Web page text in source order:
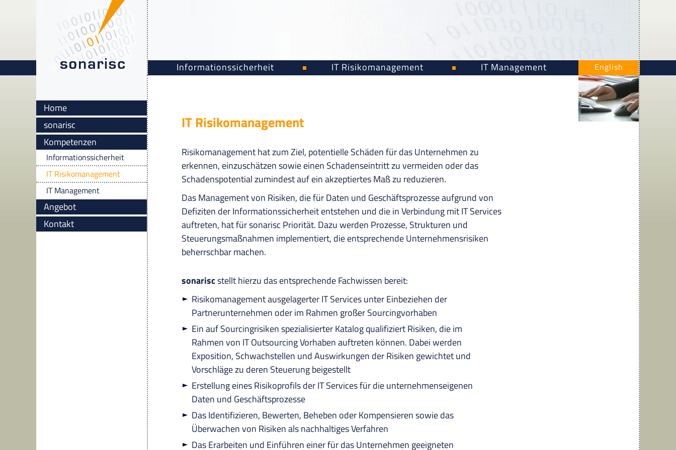
Informationssicherheit IT Risikomanagement IT Management English
Home
sonarisc
Kompetenzen
Informationssicherheit
IT Risikomanagement
IT Management
Angebot
Kontakt
IT Risikomanagement
Risikomanagement hat zum Ziel, potentielle Schäden für das Unternehmen zu
erkennen, einzuschätzen sowie einen Schadenseintritt zu vermeiden oder das
Schadenspotential zumindest auf ein akzeptiertes Maß zu reduzieren.
Das Management von Risiken, die für Daten und Geschäftsprozesse aufgrund von
Defiziten der Informationssicherheit entstehen und die in Verbindung mit IT Services
auftreten, hat für sonarisc Priorität. Dazu werden Prozesse, Strukturen und
Steuerungsmaßnahmen implementiert, die entsprechende Unternehmensrisiken
beherrschbar machen.
sonariscstellt hierzu das entsprechende Fachwissen bereit:
Risikomanagement ausgelagerter IT Services unter Einbeziehen der
Partnerunternehmen oder im Rahmen großer Sourcingvorhaben
Ein auf Sourcingrisiken spezialisierter Katalog qualifiziert Risiken, die im
Rahmen von IT Outsourcing Vorhaben auftreten können. Dabei werden
Exposition, Schwachstellen und Auswirkungen der Risiken gewichtet und
Vorschläge zu deren Steuerung beigestellt
Erstellung eines Risikoprofils der IT Services für die unternehmenseigenen
Daten und Geschäftsprozesse
Das Identifizieren, Bewerten, Beheben oder Kompensieren sowie das
Überwachen von Risiken als nachhaltiges Verfahren
Das Erarbeiten und Einführen einer für das Unternehmen geeigneten